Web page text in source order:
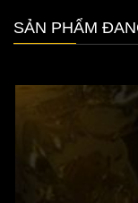
SẢN PHẨM